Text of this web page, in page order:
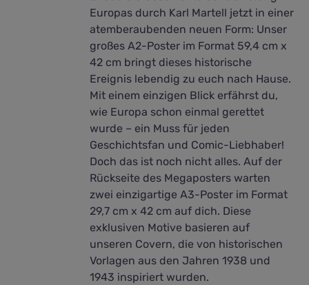
Europas durch Karl Martell jetzt in einer
atemberaubenden neuen Form: Unser
großes A2-Poster im Format 59,4 cm x
42 cm bringt dieses historische
Ereignis lebendig zu euch nach Hause.
Mit einem einzigen Blick erfährst du,
wie Europa schon einmal gerettet
wurde – ein Muss für jeden
Geschichtsfan und Comic-Liebhaber!
Doch das ist noch nicht alles. Auf der
Rückseite des Megaposters warten
zwei einzigartige A3-Poster im Format
29,7 cm x 42 cm auf dich. Diese
exklusiven Motive basieren auf
unseren Covern, die von historischen
Vorlagen aus den Jahren 1938 und
1943 inspiriert wurden.